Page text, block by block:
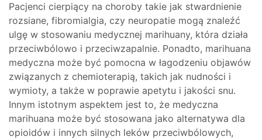
Pacjenci cierpiący na choroby takie jak stwardnienie
rozsiane, fibromialgia, czy neuropatie mogą znaleźć
ulgę w stosowaniu medycznej marihuany, która działa
przeciwbólowo i przeciwzapalnie. Ponadto, marihuana
medyczna może być pomocna w łagodzeniu objawów
związanych z chemioterapią, takich jak nudności i
wymioty, a także w poprawie apetytu i jakości snu.
Innym istotnym aspektem jest to, że medyczna
marihuana może być stosowana jako alternatywa dla
opioidów i innych silnych leków przeciwbólowych,